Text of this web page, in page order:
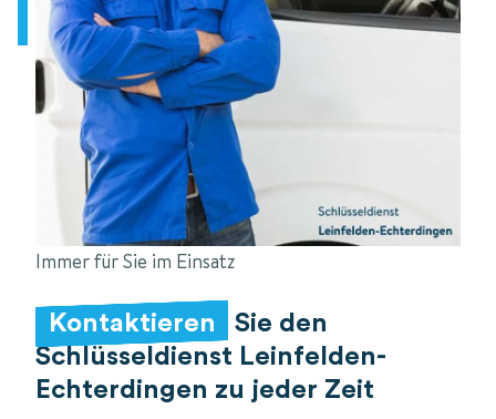
Immer für Sie im Einsatz
Kontaktieren
Sie den
Schlüsseldienst Leinfelden-
Echterdingen zu jeder Zeit